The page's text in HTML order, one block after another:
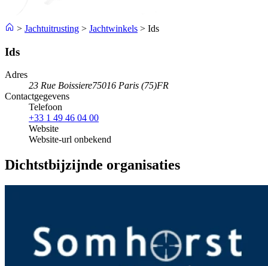
> Jachtuitrusting > Jachtwinkels > Ids
Ids
Adres
23 Rue Boissiere75016 Paris (75)FR
Contactgegevens
Telefoon
+33 1 49 46 04 00
Website
Website-url onbekend
Dichtstbijzijnde organisaties